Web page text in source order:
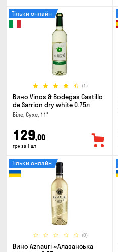
(1)
Тільки онлайн
Вино Vinos & Bodegas Castillo
de Sarrion dry white 0.75л
Біле, Сухе, 11°
129,00
грн за 1 шт
(0)
Тільки онлайн
Вино Aznauri «Алазанська